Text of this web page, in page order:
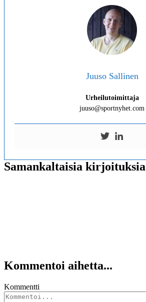
Juuso Sallinen
Urheilutoimittaja
juuso@sportnyhet.com
Samankaltaisia kirjoituksia
Kommentoi aihetta...
Kommentti